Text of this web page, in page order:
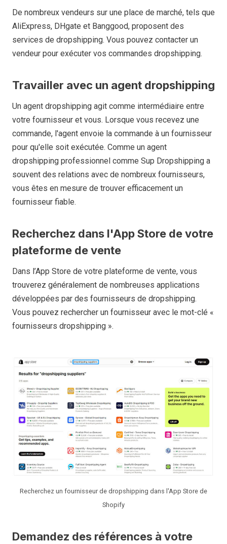
De nombreux vendeurs sur une place de marché, tels que
AliExpress, DHgate et Banggood, proposent des
services de dropshipping. Vous pouvez contacter un
vendeur pour exécuter vos commandes dropshipping.
Travailler avec un agent dropshipping
Un agent dropshipping agit comme intermédiaire entre
votre fournisseur et vous. Lorsque vous recevez une
commande, l'agent envoie la commande à un fournisseur
pour qu'elle soit exécutée. Comme un agent
dropshipping professionnel comme Sup Dropshipping a
souvent des relations avec de nombreux fournisseurs,
vous êtes en mesure de trouver efficacement un
fournisseur fiable.
Recherchez dans l'App Store de votre
plateforme de vente
Dans l’App Store de votre plateforme de vente, vous
trouverez généralement de nombreuses applications
développées par des fournisseurs de dropshipping.
Vous pouvez rechercher un fournisseur avec le mot-clé «
fournisseurs dropshipping ».
Recherchez un fournisseur de dropshipping dans l'App Store de
Shopify
Demandez des références à votre